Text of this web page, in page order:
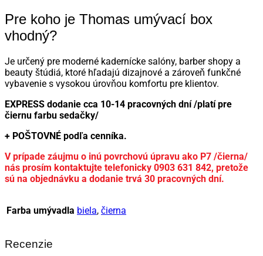
Pre koho je Thomas umývací box
vhodný?
Je určený pre moderné kadernícke salóny, barber shopy a
beauty štúdiá, ktoré hľadajú dizajnové a zároveň funkčné
vybavenie s vysokou úrovňou komfortu pre klientov.
EXPRESS dodanie cca 10-14 pracovných dní /platí pre
čiernu farbu sedačky/
+ POŠTOVNÉ podľa cenníka.
V prípade záujmu o inú povrchovú úpravu ako P7 /čierna/
nás prosím kontaktujte telefonicky 0903 631 842, pretože
sú na objednávku a dodanie trvá 30 pracovných dní.
Farba umývadla biela, čierna
Recenzie